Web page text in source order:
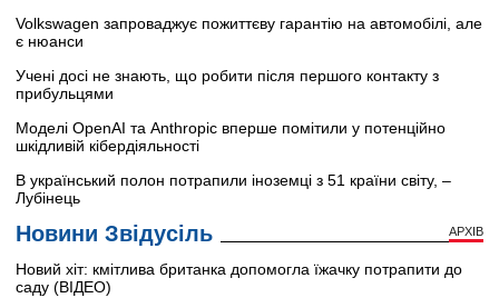
Volkswagen запроваджує пожиттєву гарантію на автомобілі, але
є нюанси
Учені досі не знають, що робити після першого контакту з
прибульцями
Моделі OpenAI та Anthropic вперше помітили у потенційно
шкідливій кібердіяльності
В український полон потрапили іноземці з 51 країни світу, –
Лубінець
Новини Звідусіль АРХІВ
Новий хіт: кмітлива британка допомогла їжачку потрапити до
саду (ВІДЕО)